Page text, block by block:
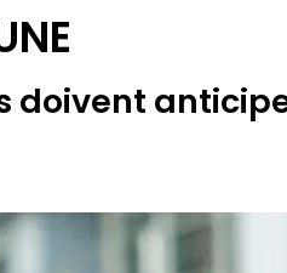
doivent